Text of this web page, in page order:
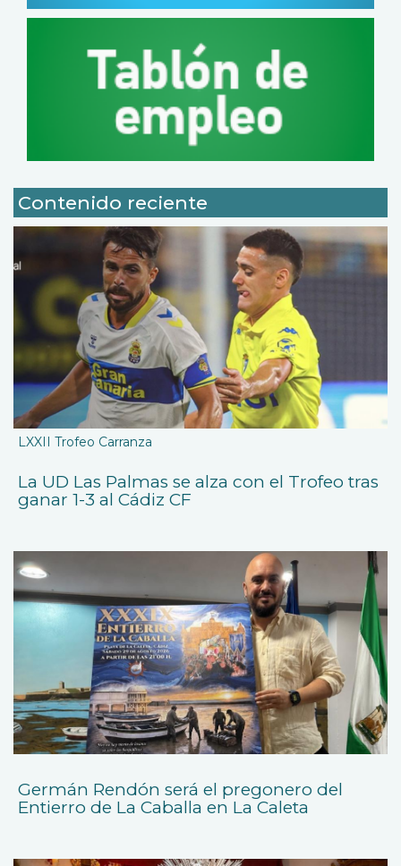
Contenido reciente
LXXII Trofeo Carranza
La UD Las Palmas se alza con el Trofeo tras
ganar 1-3 al Cádiz CF
Germán Rendón será el pregonero del
Entierro de La Caballa en La Caleta